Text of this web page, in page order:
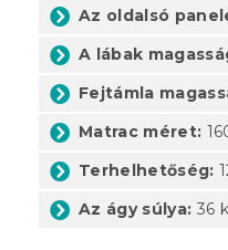
Az oldalsó
A lábak
Fejtámla
Matrac méret:
Terhelhetőség:
Az ágy súlya: 36